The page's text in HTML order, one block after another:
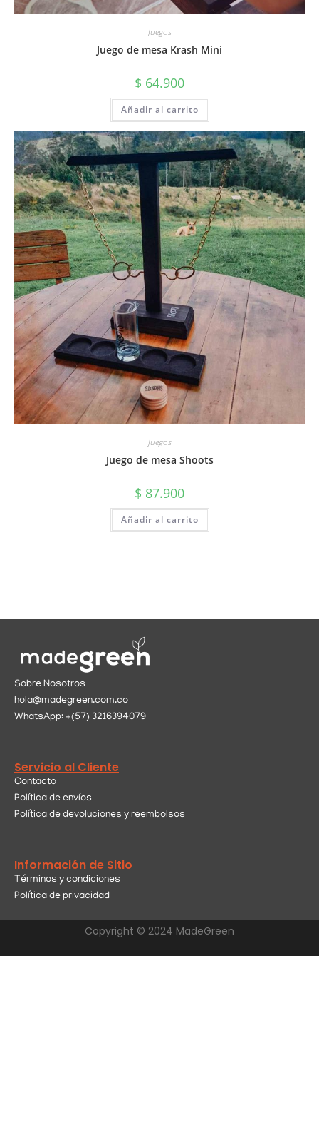
Juegos
Juego de mesa Krash Mini
$ 64.900
Añadir al carrito
Juegos
Juego de mesa Shoots
$ 87.900
Añadir al carrito
Sobre Nosotros
hola@madegreen.com.co
WhatsApp: +(57) 3216394079
Servicio al Cliente
Contacto
Política de envíos
Política de devoluciones y reembolsos
Información de Sitio
Términos y condiciones
Política de privacidad
Copyright © 2024 MadeGreen